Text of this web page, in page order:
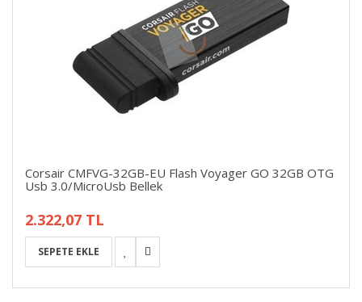
Corsair CMFVG-32GB-EU Flash Voyager GO 32GB OTG
Usb 3.0/MicroUsb Bellek
2.322,07 TL